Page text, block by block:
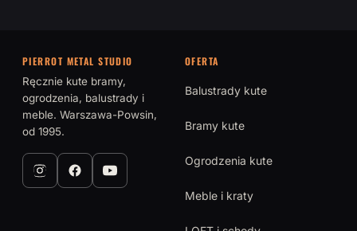
PIERROT METAL STUDIO
Ręcznie kute bramy,
ogrodzenia, balustrady i
meble. Warszawa-Powsin,
od 1995.
OFERTA
Balustrady kute
Bramy kute
Ogrodzenia kute
Meble i kraty